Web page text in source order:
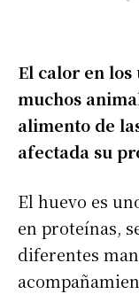
El calor en
muchos
alimento de
afectada su
El huevo es
en proteínas,
diferentes